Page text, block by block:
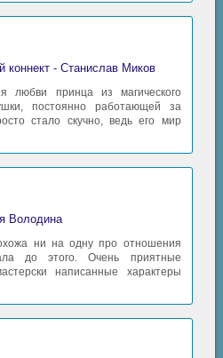
- Станислав Миков
любви принца из магического
постоянно работающей за
стало скучно, ведь его мир
Володина
ни на одну про отношения
до этого. Очень приятные
написанные характеры